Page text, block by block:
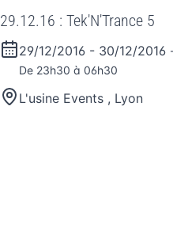
29.12.16 : Tek'N'Trance 5
29/12/2016 - 30/12/2016
De 23h30 à 06h30
L'usine Events , Lyon